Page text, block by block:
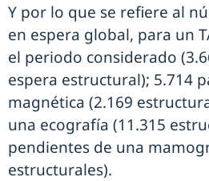
Y por lo que se refiere al
en espera global, para un
el periodo considerado
espera estructural); 5.714
magnética (2.169
una ecografía (11.315
pendientes de una
estructurales).